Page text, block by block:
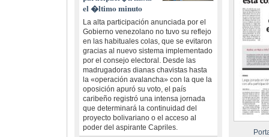
el �ltimo minuto
La alta participación anunciada por el
Gobierno venezolano no tuvo su reflejo
en las habituales colas, que se evitaron
gracias al nuevo sistema implementado
por el consejo electoral. Desde las
madrugadoras dianas chavistas hasta
la «operación avalancha» con la que la
oposición apuró su voto, el país
caribeño registró una intensa jornada
que determinará la continuidad del
proyecto bolivariano o el acceso al
poder del aspirante Capriles.